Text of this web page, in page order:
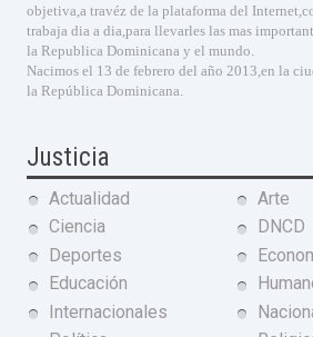
objetiva,a travéz de la plataforma del
trabaja dia a dia,para llevarles las mas
la Republica Dominicana y el mundo.
Nacimos el 13 de febrero del año 2013,en la
la República Dominicana.
Justicia
Actualidad
Arte
Ciencia
DNCD
Deportes
Educación
Internacionales